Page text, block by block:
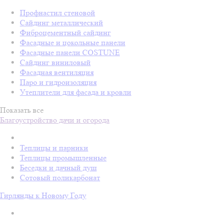
Профнастил стеновой
Сайдинг металлический
Фиброцементный сайдинг
Фасадные и цокольные панели
Фасадные панели COSTUNE
Сайдинг виниловый
Фасадная вентиляция
Паро и гидроизоляция
Утеплители для фасада и кровли
Показать все
Благоустройство дачи и огорода
Теплицы и парники
Теплицы промышленные
Беседки и дачный душ
Сотовый поликарбонат
Гирлянды к Новому Году